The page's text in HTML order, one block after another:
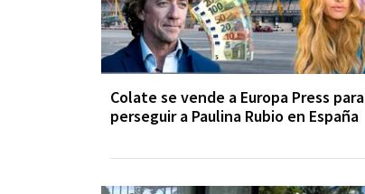
Colate se vende a Europa Press para
perseguir a Paulina Rubio en España